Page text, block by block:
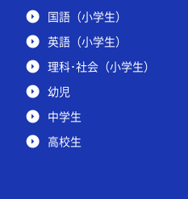
国語（小学生）
英語（小学生）
理科･社会（小学生）
幼児
中学生
高校生